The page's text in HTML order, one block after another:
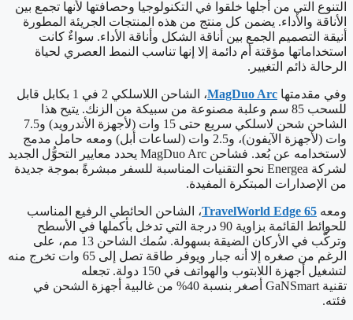
التنوع التي من أجلها خلقوا في التكنولوجيا وحصافتها لأنها تجمع بين
الأناقة والأداء. يضمن كل منتج من هذه المنتجات الجريئة المطورة
أنيقة التصميم الجمع بين أناقة الشكل وأناقة الأداء. سواءٌ كانت
استخداماتها مؤقتة أم دائمة إلا إنها تناسب النمط العصري لحياة
الرحالة ذائم التغيير.
وفي مقدمتها MagDuo Arc
، الشاحن اللاسلكي 2 في 1 بكابل قابل
للسحب 85 سم وعلبة مصنوعة من سبيكة من الزنك. يتيح هذا
الشاحن شحن لاسلكي سريع حتى 15 وات (لأجهزة الأندرويد) و7.5
وات (لأجهزة الآيفون)، و2.5 وات (لساعات أبل) ومعه حامل مدمج
لاستخدامه عن بُعد. فشاحن MagDuo Arc يحدد معايير التحوُّل الجديد
لشركة Energea نحو التقنيات المناسبة للسفر مبشرةً بموجة جديدة
من الإصدارات المبتكرة المفيدة.
ومعه TravelWorld Edge 65، الشاحن الحائطي الرفيع المناسب
للحوائط القائمة بزاوية 90 درجة التي تدخل بأكملها في الأسطح
وتركَّب في الأركان الضيقة بسهولة. سُمك الشاحن 13 مم، على
الرغم من صغره إلا أنه جبار ويوفر طاقة تصل إلى 65 وات تخرج منه
لتشغيل أجهزة اللابتوب والهواتف في 150 دولة. تجعله
تقنية GaNSmart أصغر بنسبة 40% من غالبية أجهزة الشحن في
فئته.